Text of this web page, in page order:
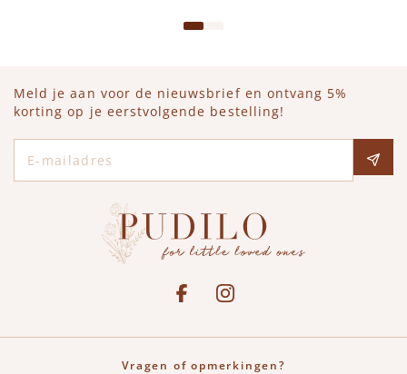
Meld je aan voor de nieuwsbrief en ontvang 5%
korting op je eerstvolgende bestelling!
See our FacebookBekijk onze Instagram pagina
Vragen of opmerkingen?